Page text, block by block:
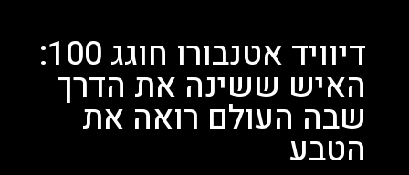
דיוויד אטנבורו חוגג 100:
האיש ששינה את הדרך
שבה העולם רואה את
הטבע